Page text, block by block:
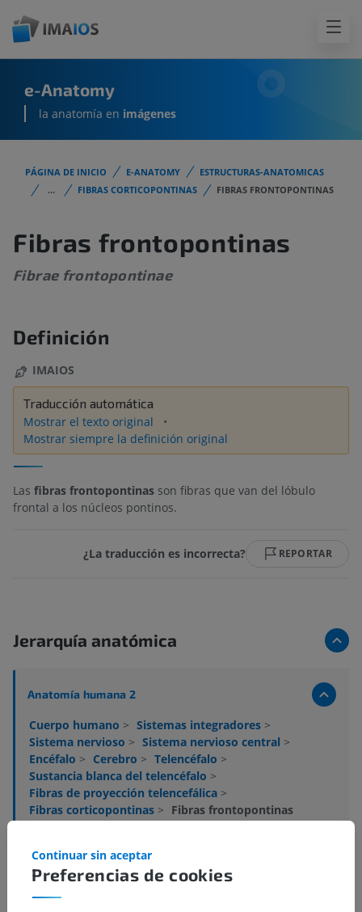
e-Anatomy
la anatomía en imágenes
PÁGINA DE INICIO E-ANATOMY
ESTRUCTURAS-ANATOMICAS
...
FIBRAS CORTICOPONTINAS FIBRAS FRONTOPONTINAS
Fibras frontopontinas
Fibrae frontopontinae
Definición
IMAIOS
Traducción automática
Mostrar el texto original
Mostrar siempre la definición original
Las fibras frontopontinas son fibras que van del lóbulo
frontal a los núcleos pontinos.
¿La traducción es incorrecta? REPORTAR
Jerarquía anatómica
Anatomía humana 2
Cuerpo humano > Sistemas integradores >
Sistema nervioso > Sistema nervioso central >
Encéfalo > Cerebro > Telencéfalo >
Sustancia blanca del telencéfalo >
Fibras de proyección telencefálica >
Fibras corticopontinas > Fibras frontopontinas
subyacentes correspondientes para esta parte
anatómica
Preferencias de cookies
Continuar sin aceptar